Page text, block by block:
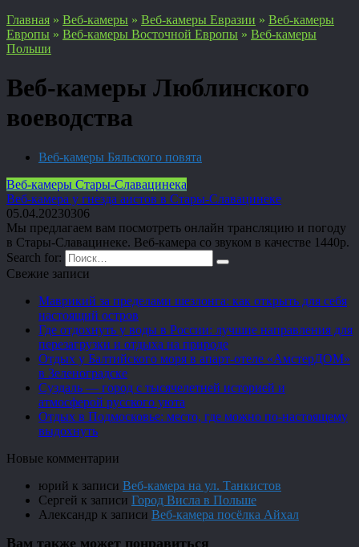
Главная » Веб-камеры » Веб-камеры Евразии » Веб-камеры
Европы » Веб-камеры Восточной Европы » Веб-камеры
Польши
Веб-камеры Люблинского
воеводства
Веб-камеры Бяльского повята
Веб-камеры Стары-Славацинека
Веб-камера у гнезда аистов в Стары-Славацинеке
05.04.20230306
Мы предлагаем вам посмотреть онлайн трансляцию и погоду
в Стары-Славацинеке. Веб-камера со звуком в качестве 1440p.
Search for:
Свежие записи
Маврикий за пределами шезлонга: как открыть для себя
настоящий остров
Где отдохнуть у воды в России: лучшие направления для
перезагрузки и отдыха на природе
Отдых у Балтийского моря в апарт-отеле «АмстерДОМ»
в Зеленоградске
Суздаль — город с тысячелетней историей и
атмосферой русского уюта
Отдых в Подмосковье: место, где можно по-настоящему
выдохнуть
Новые комментарии
юрий к записи Веб-камера на ул. Танкистов
Сергей к записи Город Висла в Польше
Александр к записи Веб-камера посёлка Айхал
Вам также может понравиться